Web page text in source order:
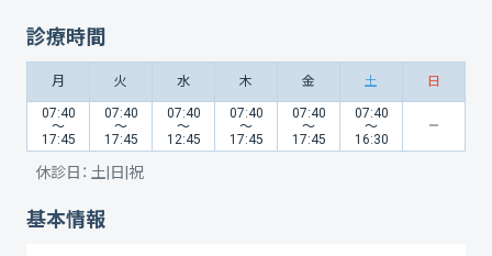
診療時間
月 火 水 木 金 土 日
07:40
〜
17:45
07:40
〜
17:45
07:40
〜
12:45
07:40
〜
17:45
07:40
〜
17:45
07:40
〜
16:30
休診日： 土|日|祝
基本情報